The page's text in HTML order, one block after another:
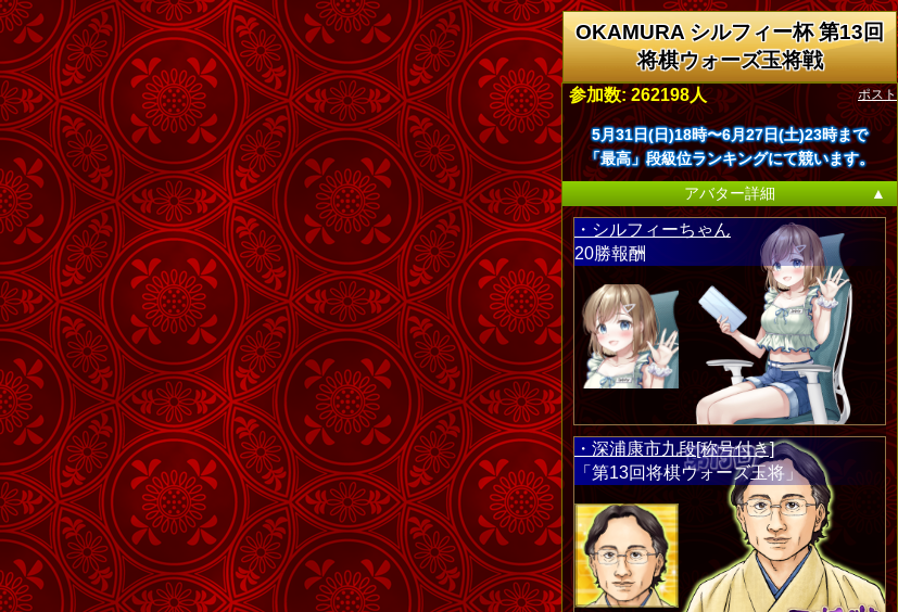
OKAMURA シルフィー杯 第13回
将棋ウォーズ玉将戦
ポスト
参加数: 262198人
5月31日(日)18時〜6月27日(土)23時まで
「最高」段級位ランキングにて競います。
アバター詳細
▲
・シルフィーちゃん
20勝報酬
・深浦康市九段[称号付き]
「第13回将棋ウォーズ玉将」